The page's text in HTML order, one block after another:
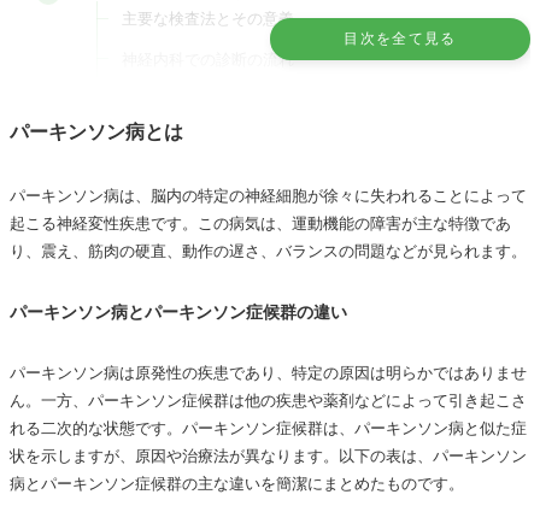
目次を全て見る
主要な検査法とその意義
神経内科での診断の流れ
ユニファイド・パーキンソン病評価尺度
ヤールの重症度分類（Hoehn and Yahr Scale）
治療法の選択に関与する要素
初期症状から末期症状までの変化
精神性症状の特徴と取り扱い
健康障害への対応と自立支援
パーキンソン病の人への介護や歩行介助の注意点
パーキンソン病とは
パーキンソン病は、脳内の特定の神経細胞が徐々に失われることによって
起こる神経変性疾患です。この病気は、運動機能の障害が主な特徴であ
り、震え、筋肉の硬直、動作の遅さ、バランスの問題などが見られます。
パーキンソン病とパーキンソン症候群の違い
パーキンソン病は原発性の疾患であり、特定の原因は明らかではありませ
ん。一方、パーキンソン症候群は他の疾患や薬剤などによって引き起こさ
れる二次的な状態です。パーキンソン症候群は、パーキンソン病と似た症
状を示しますが、原因や治療法が異なります。以下の表は、パーキンソン
病とパーキンソン症候群の主な違いを簡潔にまとめたものです。